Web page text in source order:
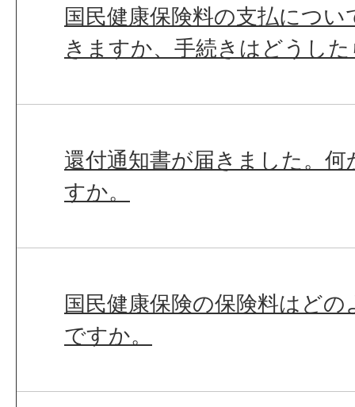
国民健康保険料の支払につ
きますか、手続きはどうし
還付通知書が届きました。
すか。
国民健康保険の保険料はど
ですか。